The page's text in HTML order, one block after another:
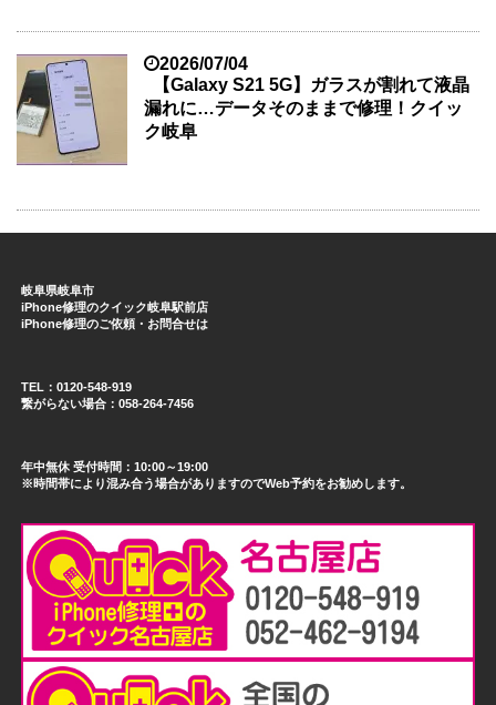
2026/07/04
【Galaxy S21 5G】ガラスが割れて液晶
漏れに…データそのままで修理！クイッ
ク岐阜
岐阜県岐阜市
iPhone修理のクイック岐阜駅前店
iPhone修理のご依頼・お問合せは
TEL：0120-548-919
繋がらない場合：058-264-7456
年中無休 受付時間：10:00～19:00
※時間帯により混み合う場合がありますのでWeb予約をお勧めします。